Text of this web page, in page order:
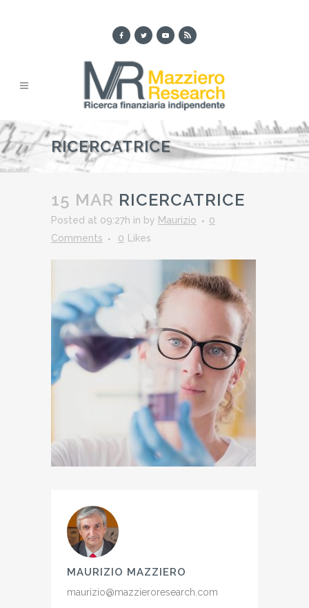
RICERCATRICE
15 MAR RICERCATRICE
Posted at 09:27h in by Maurizio
0
Comments
0 Likes
MAURIZIO MAZZIERO
maurizio@mazzieroresearch.com